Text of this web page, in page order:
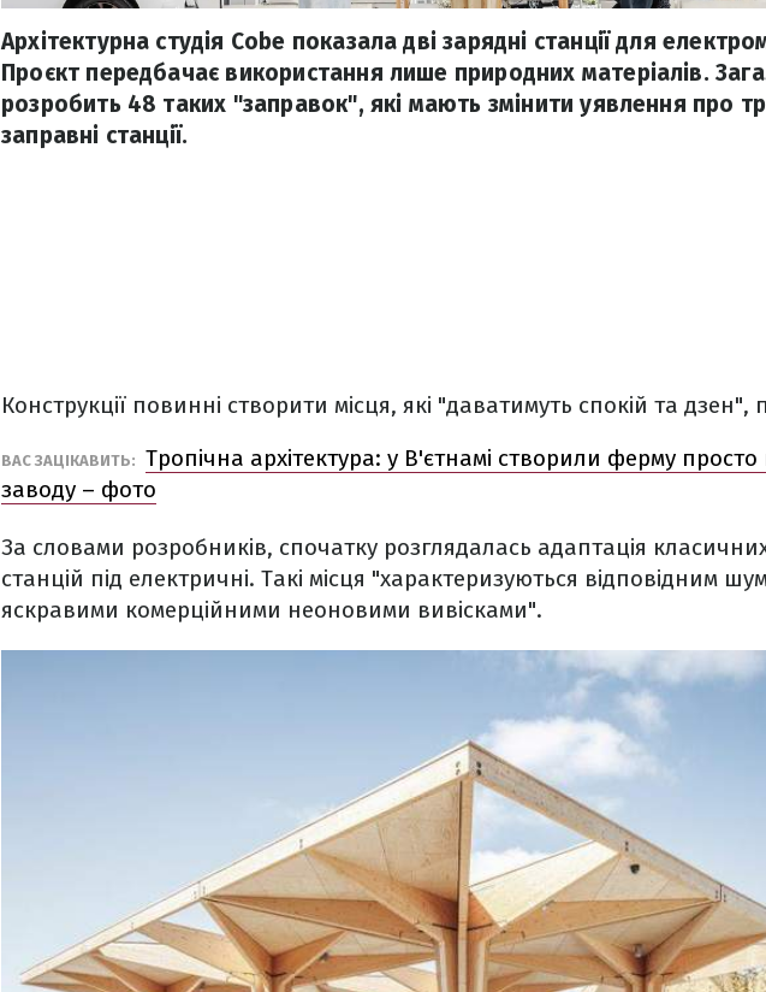
Архітектурна студія Cobe показала дві зарядні станції для
Проєкт передбачає використання лише природних матеріалів.
розробить 48 таких "заправок", які мають змінити уявлення про
заправні станції.
Конструкції повинні створити місця, які "даватимуть спокій та дзен",
ВАС ЗАЦІКАВИТЬ: Тропічна архітектура: у В'єтнамі створили ферму просто
заводу – фото
За словами розробників, спочатку розглядалась адаптація
станцій під електричні. Такі місця "характеризуються відповідним
яскравими комерційними неоновими вивісками".